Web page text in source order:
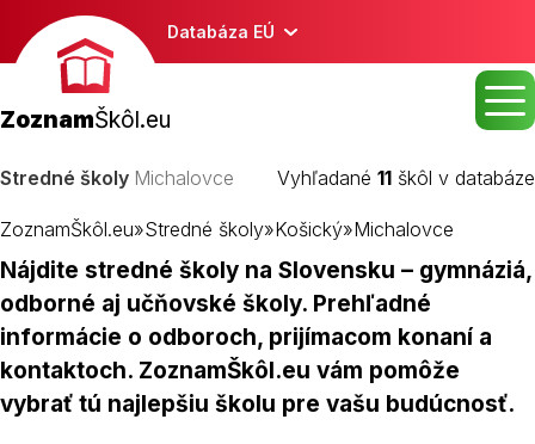
Databáza EÚ
ZoznamŠkôl.eu
Stredné školy Michalovce Vyhľadané 11 škôl v databáze
ZoznamŠkôl.eu»Stredné školy»Košický»Michalovce
Nájdite stredné školy na Slovensku – gymnáziá,
odborné aj učňovské školy. Prehľadné
informácie o odboroch, prijímacom konaní a
kontaktoch. ZoznamŠkôl.eu vám pomôže
vybrať tú najlepšiu školu pre vašu budúcnosť.